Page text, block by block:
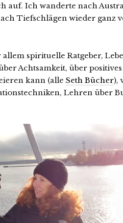
auf. Ich wanderte nach
Tiefschlägen wieder ganz
spirituelle Ratgeber,
Achtsamkeit, über positives
kann (alle Seth Bücher),
Lehren über